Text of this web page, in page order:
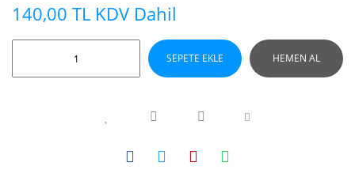
140,00 TL KDV Dahil
SEPETE EKLE HEMEN AL